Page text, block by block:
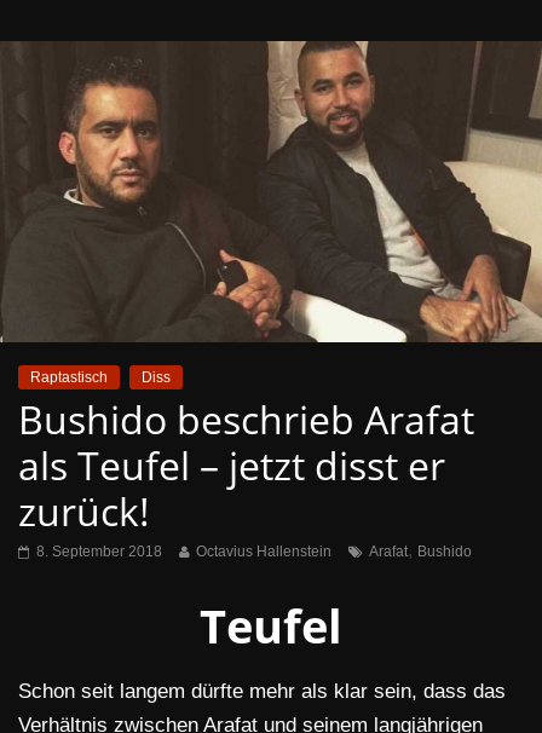
Raptastisch Diss
Bushido beschrieb Arafat
als Teufel – jetzt disst er
zurück!
8. September 2018 Octavius Hallenstein Arafat, Bushido
Teufel
Schon seit langem dürfte mehr als klar sein, dass das
Verhältnis zwischen Arafat und seinem langjährigen